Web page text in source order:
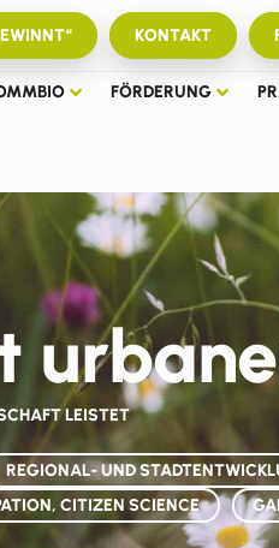
KONTAKT
FÖRDERUNG
LEISTET
REGIONAL- UND
CITIZEN SCIENCE